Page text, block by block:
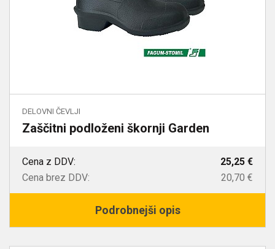
DELOVNI ČEVLJI
Zaščitni podloženi škornji Garden
Cena z DDV:
25,25 €
Cena brez DDV:
20,70 €
Podrobnejši opis